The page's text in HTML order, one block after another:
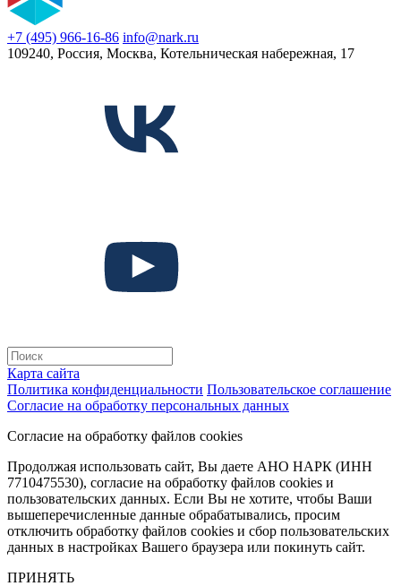
+7 (495) 966-16-86 info@nark.ru
109240, Россия, Москва, Котельническая набережная, 17
Карта сайта
Политика конфиденциальности Пользовательское соглашение
Согласие на обработку персональных данных
Согласие на обработку файлов cookies
Продолжая использовать сайт, Вы даете АНО НАРК (ИНН
7710475530), согласие на обработку файлов cookies и
пользовательских данных. Если Вы не хотите, чтобы Ваши
вышеперечисленные данные обрабатывались, просим
отключить обработку файлов cookies и сбор пользовательских
данных в настройках Вашего браузера или покинуть сайт.
ПРИНЯТЬ